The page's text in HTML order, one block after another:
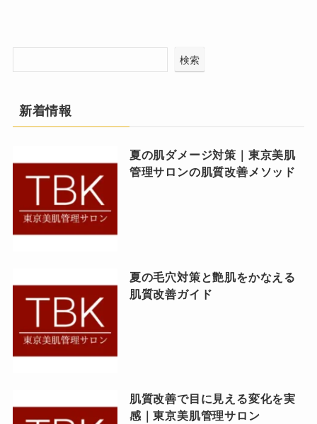
検索
新着情報
夏の肌ダメージ対策｜東京美肌
管理サロンの肌質改善メソッド
夏の毛穴対策と艶肌をかなえる
肌質改善ガイド
肌質改善で目に見える変化を実
感｜東京美肌管理サロン